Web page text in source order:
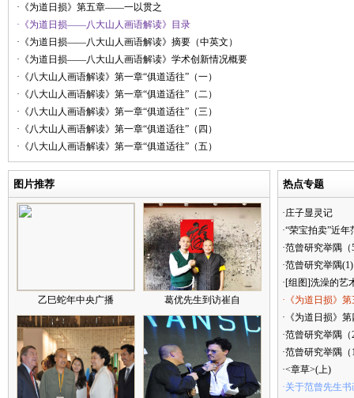
·《为道日损》第五章——一以贯之
·《为道日损——八大山人画语解读》目录
·《为道日损——八大山人画语解读》摘要（中英文）
·《为道日损——八大山人画语解读》学术创新情况概要
·《八大山人画语解读》第一章“俱道适往”（一）
·《八大山人画语解读》第一章“俱道适往”（二）
·《八大山人画语解读》第一章“俱道适往”（三）
·《八大山人画语解读》第一章“俱道适往”（四）
·《八大山人画语解读》第一章“俱道适往”（五）
图片推荐
乙巳蛇年中央广播 葛优先生到访崔自
热点专题
·庄子显灵记
·“荣宝拍卖”近
·范曾研究举隅（
·范曾研究举隅(1)
·[组图]洗澡的艺
·《为道日损》
·《为道日损》
·范曾研究举隅（
·范曾研究举隅（
·<章草>(上)
·关于范曾先生